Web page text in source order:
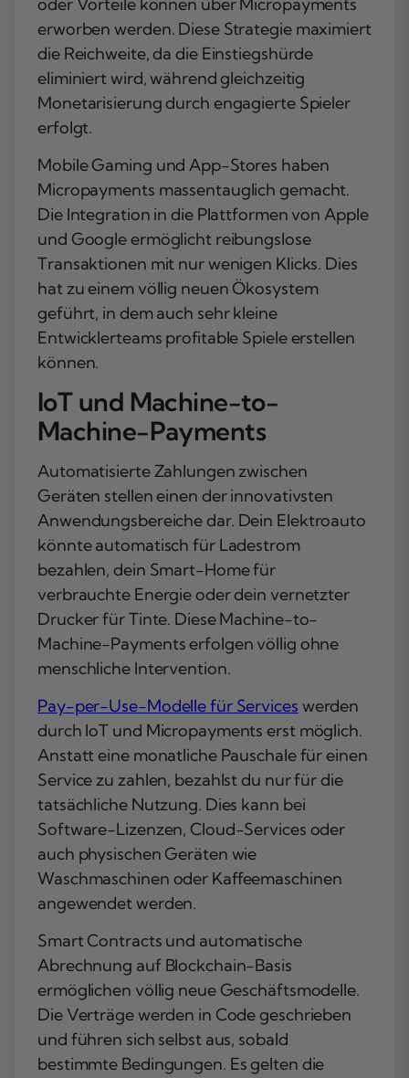
erworben werden. Diese Strategie maximiert
die Reichweite, da die Einstiegshürde
eliminiert wird, während gleichzeitig
Monetarisierung durch engagierte Spieler
erfolgt.
Mobile Gaming und App-Stores haben
Micropayments massentauglich gemacht.
Die Integration in die Plattformen von Apple
und Google ermöglicht reibungslose
Transaktionen mit nur wenigen Klicks. Dies
hat zu einem völlig neuen Ökosystem
geführt, in dem auch sehr kleine
Entwicklerteams profitable Spiele erstellen
können.
IoT und Machine-to-
Machine-Payments
Automatisierte Zahlungen zwischen
Geräten stellen einen der innovativsten
Anwendungsbereiche dar. Dein Elektroauto
könnte automatisch für Ladestrom
bezahlen, dein Smart-Home für
verbrauchte Energie oder dein vernetzter
Drucker für Tinte. Diese Machine-to-
Machine-Payments erfolgen völlig ohne
menschliche Intervention.
Pay-per-Use-Modelle für Services werden
durch IoT und Micropayments erst möglich.
Anstatt eine monatliche Pauschale für einen
Service zu zahlen, bezahlst du nur für die
tatsächliche Nutzung. Dies kann bei
Software-Lizenzen, Cloud-Services oder
auch physischen Geräten wie
Waschmaschinen oder Kaffeemaschinen
angewendet werden.
Smart Contracts und automatische
Abrechnung auf Blockchain-Basis
ermöglichen völlig neue Geschäftsmodelle.
Die Verträge werden in Code geschrieben
und führen sich selbst aus, sobald
bestimmte Bedingungen. Es gelten die